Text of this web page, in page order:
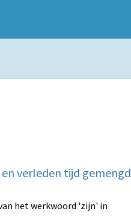
verleden tijd gemengd
het werkwoord 'zijn' in